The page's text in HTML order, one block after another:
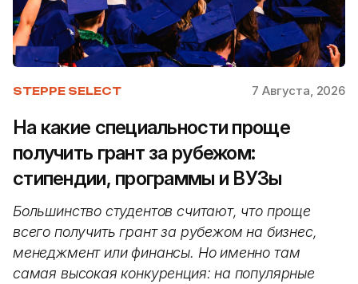
STEPPE SELECT 7 Августа, 2026
На какие специальности проще
получить грант за рубежом:
стипендии, программы и ВУЗы
Большинство студентов считают, что проще
всего получить грант за рубежом на бизнес,
менеджмент или финансы. Но именно там
самая высокая конкуренция: на популярные